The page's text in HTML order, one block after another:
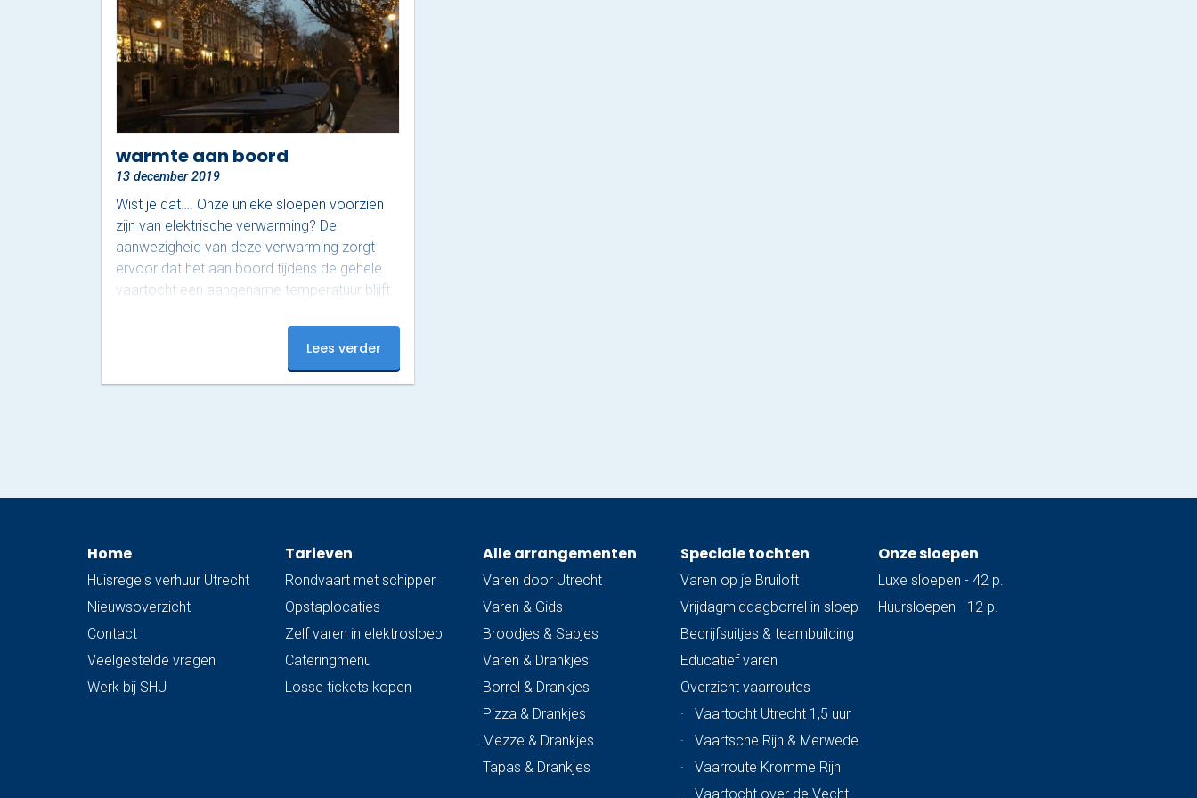
warmte aan boord
13 december 2019
Wist je dat…. Onze unieke sloepen voorzien
zijn van elektrische verwarming? De
aanwezigheid van deze verwarming zorgt
ervoor dat het aan boord tijdens de gehele
vaartocht een aangename temperatuur blijft.
ook gesloten, zodat de warmte lekker binnen
blijft en de kou buiten! Wij varen dan ook
gewoon in deze heerlijke winterse periode.
Lees verder
Home
Huisregels verhuur Utrecht
Nieuwsoverzicht
Contact
Veelgestelde vragen
Werk bij SHU
Tarieven
Rondvaart met schipper
Opstaplocaties
Zelf varen in elektrosloep
Cateringmenu
Losse tickets kopen
Alle arrangementen
Varen door Utrecht
Varen & Gids
Broodjes & Sapjes
Varen & Drankjes
Borrel & Drankjes
Pizza & Drankjes
Mezze & Drankjes
Tapas & Drankjes
Speciale tochten
Varen op je Bruiloft
Vrijdagmiddagborrel in sloep
Bedrijfsuitjes & teambuilding
Educatief varen
Overzicht vaarroutes
·
Vaartocht Utrecht 1,5 uur
·
Vaartsche Rijn & Merwede
·
Vaarroute Kromme Rijn
·
Vaartocht over de Vecht
Onze sloepen
Luxe sloepen - 42 p.
Huursloepen - 12 p.